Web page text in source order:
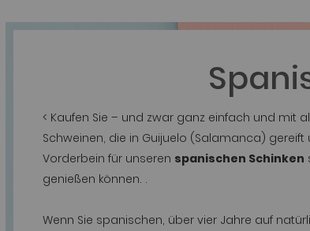
< Kaufen Sie – und zwar ganz einfach und mit
Schweinen, die in Guijuelo (Salamanca)
Vorderbein für unseren spanischen Schinken
genießen können. .
Wenn Sie spanischen, über vier Jahre auf